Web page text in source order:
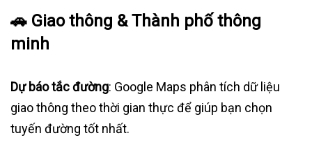
🚗 Giao thông & Thành phố thông
minh
Dự báo tắc đường: Google Maps phân tích dữ liệu
giao thông theo thời gian thực để giúp bạn chọn
tuyến đường tốt nhất.